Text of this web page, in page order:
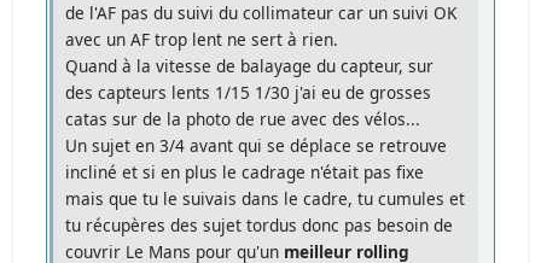
de l'AF pas du suivi du collimateur car un suivi OK
avec un AF trop lent ne sert à rien.
Quand à la vitesse de balayage du capteur, sur
des capteurs lents 1/15 1/30 j'ai eu de grosses
catas sur de la photo de rue avec des vélos...
Un sujet en 3/4 avant qui se déplace se retrouve
incliné et si en plus le cadrage n'était pas fixe
mais que tu le suivais dans le cadre, tu cumules et
tu récupères des sujet tordus donc pas besoin de
couvrir Le Mans pour qu'un meilleur rolling